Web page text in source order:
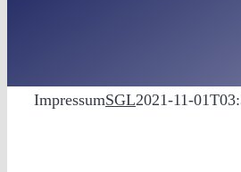
ImpressumSGL2021-11-